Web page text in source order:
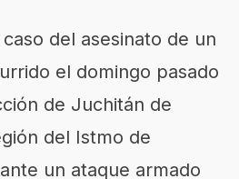
del asesinato de un
el domingo pasado
de Juchitán de
del Istmo de
un ataque armado